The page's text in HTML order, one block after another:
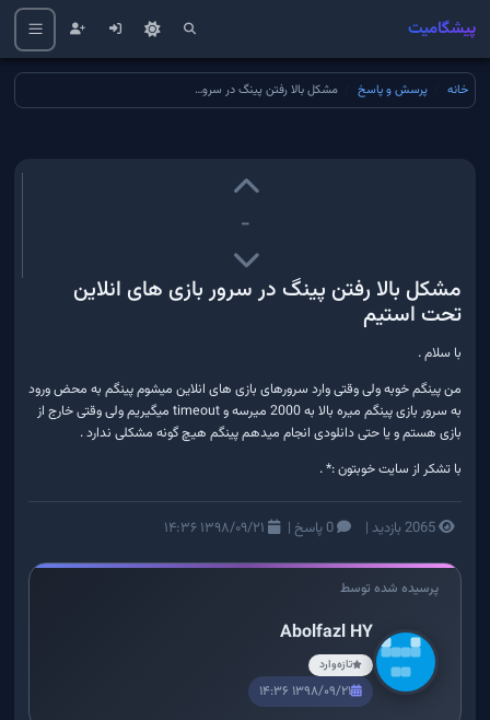
پیشگامیت
خانه پرسش و پاسخ مشکل بالا رفتن پینگ در سرور بازی های انلاین تحت استیم
-
مشکل بالا رفتن پینگ در سرور بازی های انلاین
تحت استیم
با سلام .
من پینگم خوبه ولی وقتی وارد سرورهای بازی های انلاین میشوم پینگم به محض ورود
به سرور بازی پینگم میره بالا به 2000 میرسه و timeout میگیریم ولی وقتی خارج از
بازی هستم و یا حتی دانلودی انجام میدهم پینگم هیچ گونه مشکلی ندارد .
با تشکر از سایت خوبتون :* .
2065 بازدید | 0 پاسخ |
پرسیده شده توسط
Abolfazl HY
تازه‌وارد
۱۳۹۸/۰۹/۲۱ ۱۴:۳۶